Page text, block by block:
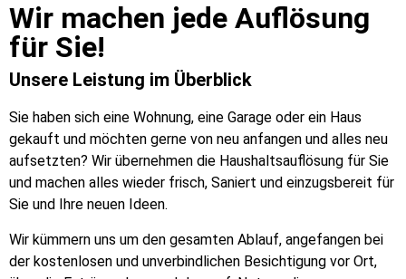
Wir machen jede Auflösung
für Sie!​
Unsere Leistung im Überblick
Sie haben sich eine Wohnung, eine Garage oder ein Haus
gekauft und möchten gerne von neu anfangen und alles neu
aufsetzten? Wir übernehmen die Haushaltsauflösung für Sie
und machen alles wieder frisch, Saniert und einzugsbereit für
Sie und Ihre neuen Ideen.
Wir kümmern uns um den gesamten Ablauf, angefangen bei
der kostenlosen und unverbindlichen Besichtigung vor Ort,